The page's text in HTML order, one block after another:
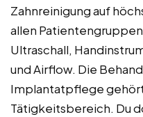
Zahnreinigung auf
allen
Ultraschall,
und Airflow. Die
Implantatpflege
Tätigkeitsbereich. Du